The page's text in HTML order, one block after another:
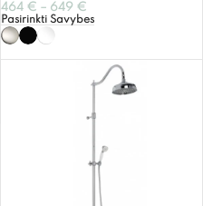
464 € – 649 €
Pasirinkti Savybes